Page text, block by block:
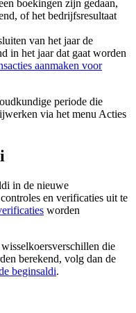
boekingen zijn gedaan,
of het bedrijfsresultaat
van het jaar de
in het jaar dat gaat worden
aanmaken voor
periode die
via het menu Acties
in de nieuwe
en verificaties uit te
worden
die
berekend, volg dan de
beginsaldi.